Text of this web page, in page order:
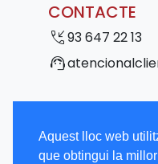
Aquest lloc web
que obtingui la
CONTACTE
phone_callback93 647 22 13
support_agent